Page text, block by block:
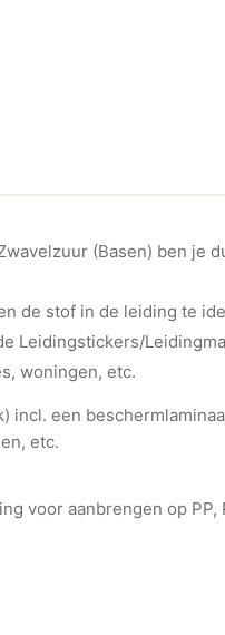
(Basen) ben je
de stof in de leiding te
Leidingstickers/
woningen, etc.
incl. een
etc.
voor aanbrengen op PP,